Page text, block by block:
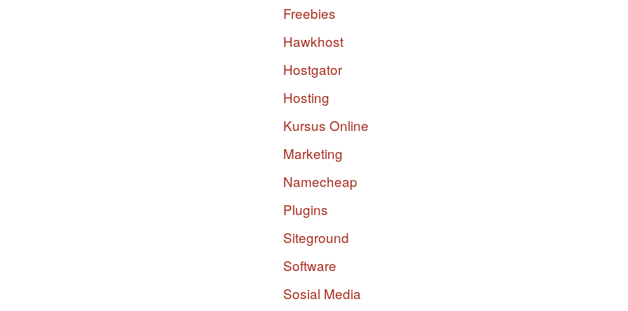
Freebies
Hawkhost
Hostgator
Hosting
Kursus Online
Marketing
Namecheap
Plugins
Siteground
Software
Sosial Media